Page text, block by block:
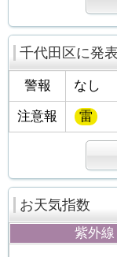
千代田区に発
警報 なし
注意報 雷
お天気指数
紫外線